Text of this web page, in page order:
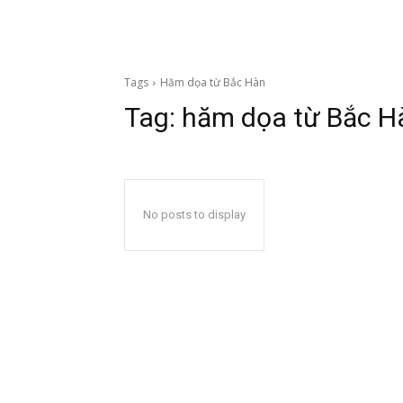
Tags Hăm dọa từ Bắc Hàn
Tag: hăm dọa từ Bắc
No posts to display